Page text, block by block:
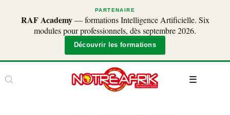
PARTENAIRE
RAF Academy— formations Intelligence Artificielle. Six
modules pour professionnels, dès septembre 2026.
Découvrir les formations